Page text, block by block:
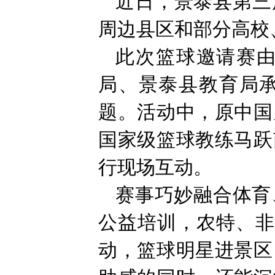
周边县区和部分高
此次篮球邀请赛
局、景泰县教育局
题。活动中，原中
国家级篮球教练马
行现场互动。
赛事巧妙融合体
公益培训，农特、
动，篮球明星进景